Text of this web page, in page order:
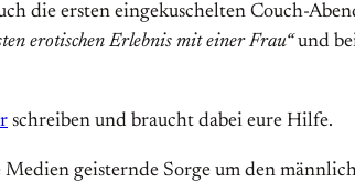
die ersten eingekuschelten Couch-
erotischen Erlebnis mit einer Frau“und
schreiben und braucht dabei eure Hilfe.
geisternde Sorge um den